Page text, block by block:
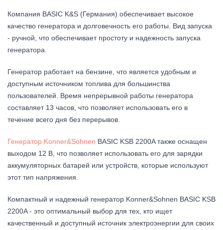
Компания BASIC K&S (Германия) обеспечивает высокое
качество генератора и долговечность его работы. Вид запуска
- ручной, что обеспечивает простоту и надежность запуска
генератора.
Генератор работает на бензине, что является удобным и
доступным источником топлива для большинства
пользователей. Время непрерывной работы генератора
составляет 13 часов, что позволяет использовать его в
течение всего дня без перерывов.
Генератор Konner&Sohnen BASIC KSB 2200A также оснащен
выходом 12 В, что позволяет использовать его для зарядки
аккумуляторных батарей или устройств, которые используют
этот тип напряжения.
Компактный и надежный генератор Konner&Sohnen BASIC KSB
2200A - это оптимальный выбор для тех, кто ищет
качественный и доступный источник электроэнергии для своих